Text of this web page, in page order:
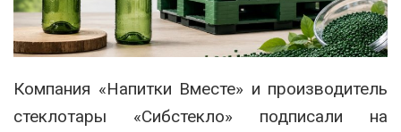
Компания «Напитки Вместе» и производитель
стеклотары «Сибстекло» подписали на